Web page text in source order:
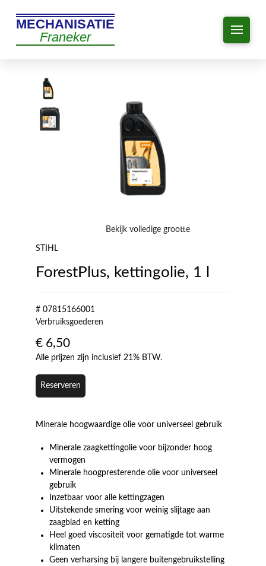
MECHANISATIE
Franeker
Bekijk volledige grootte
STIHL
ForestPlus, kettingolie, 1 l
# 07815166001
Verbruiksgoederen
€ 6,50
Alle prijzen zijn inclusief 21% BTW.
Reserveren
Minerale hoogwaardige olie voor universeel gebruik
Minerale zaagkettingolie voor bijzonder hoog
vermogen
Minerale hoogpresterende olie voor universeel
gebruik
Inzetbaar voor alle kettingzagen
Uitstekende smering voor weinig slijtage aan
zaagblad en ketting
Heel goed viscositeit voor gematigde tot warme
klimaten
Geen verharsing bij langere buitengebruikstelling